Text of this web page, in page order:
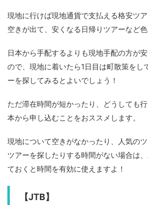
現地に行けば現地通貨で支払える格安ツ
空きが出て、安くなる日帰りツアーなど色
日本から手配するよりも現地手配の方が
ので、現地に着いたら1日目は町散策をし
ーを探してみるとよいでしょう！
ただ滞在時間が短かったり、どうしても
本から申し込むことをおススメします。
現地について空きがなかったり、人気の
ツアーを探したりする時間がない場合は
ておくと時間を有効に使えますよ！
【JTB】